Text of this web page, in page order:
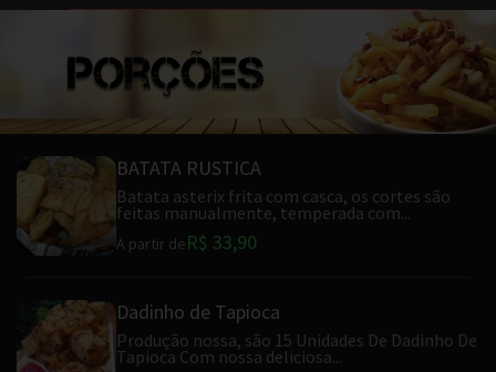
BATATA RUSTICA
Batata asterix frita com casca, os cortes são
feitas manualmente, temperada com...
A partir deR$ 33,90
Dadinho de Tapioca
Produção nossa, são 15 Unidades De Dadinho De
Tapioca Com nossa deliciosa...